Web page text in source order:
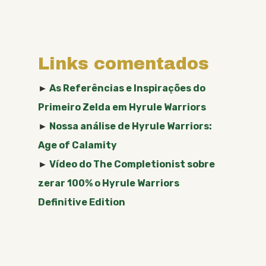
Links comentados
►As Referências e Inspirações do
Primeiro Zelda em Hyrule Warriors
► Nossa análise de Hyrule Warriors:
Age of Calamity
►Vídeo do The Completionist sobre
zerar 100% o Hyrule Warriors
Definitive Edition